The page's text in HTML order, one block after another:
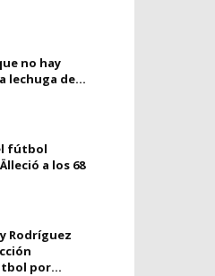
no hay
lechuga de...
fútbol
a los 68
Rodríguez
por...